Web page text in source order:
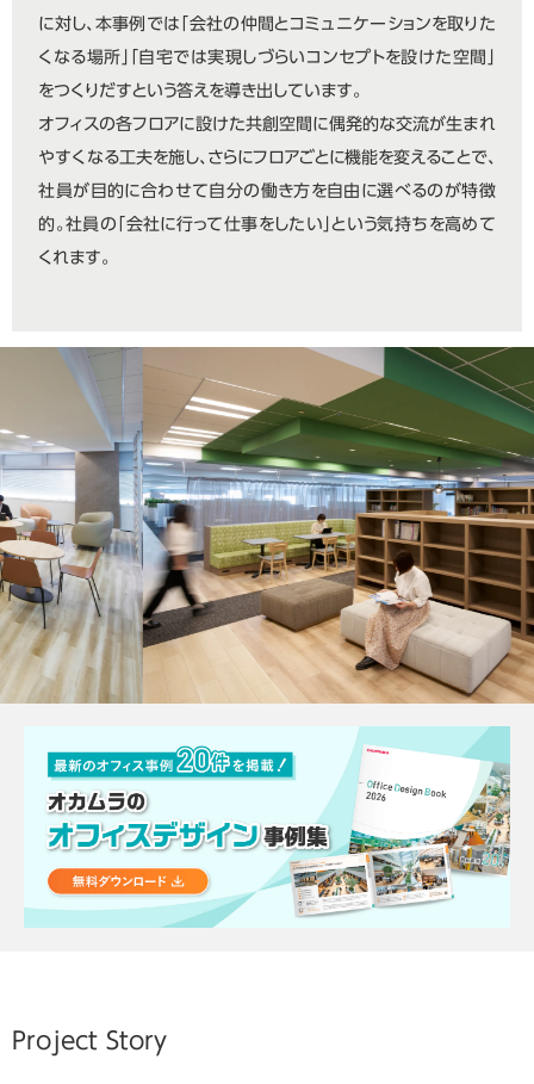
に対し、本事例では「会社の仲間とコミュニケーションを取りた
くなる場所」「自宅では実現しづらいコンセプトを設けた空間」
をつくりだすという答えを導き出しています。
オフィスの各フロアに設けた共創空間に偶発的な交流が生まれ
やすくなる工夫を施し、さらにフロアごとに機能を変えることで、
社員が目的に合わせて自分の働き方を自由に選べるのが特徴
的。社員の「会社に行って仕事をしたい」という気持ちを高めて
くれます。
Project Story